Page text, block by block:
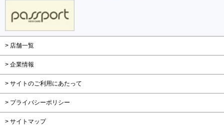
> 店舗一覧
> 企業情報
> サイトのご利用にあたって
> プライバシーポリシー
> サイトマップ